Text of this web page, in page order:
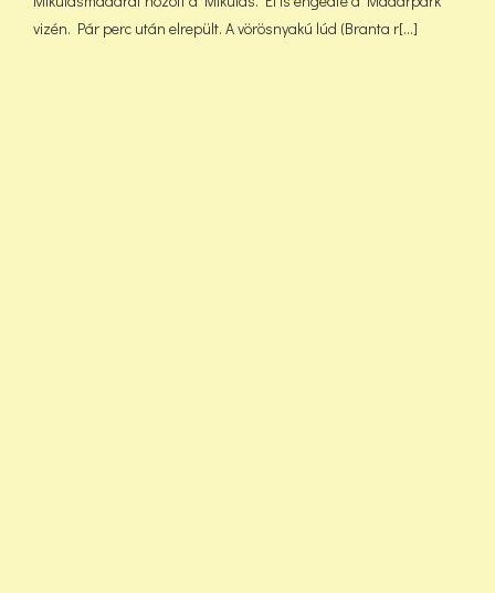
vizén. Pár perc után elrepült. A vörösnyakú lúd (Branta r[...]